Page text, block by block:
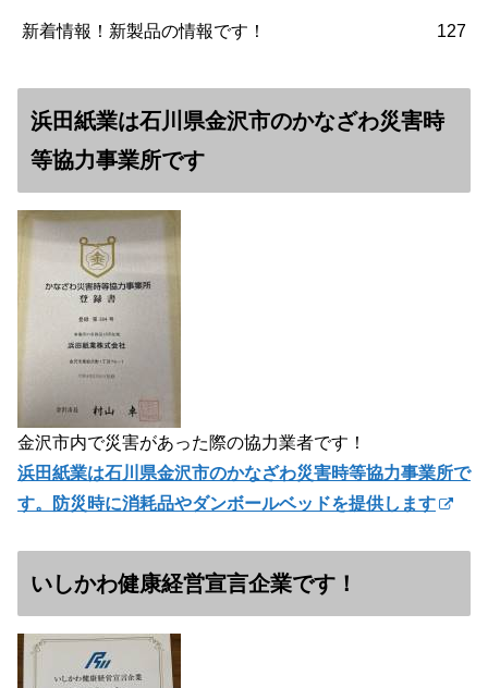
新着情報！新製品の情報です！ 127
浜田紙業は石川県金沢市のかなざわ災害時
等協力事業所です
金沢市内で災害があった際の協力業者です！
浜田紙業は石川県金沢市のかなざわ災害時等協力事業所で
す。防災時に消耗品やダンボールベッドを提供します
いしかわ健康経営宣言企業です！